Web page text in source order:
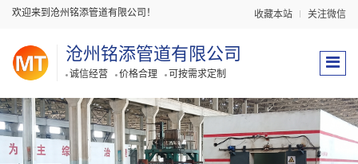
欢迎来到沧州铭添管道有限公司！ 收藏本站 关注微信
沧州铭添管道有限公司
诚信经营 价格合理 可按需求定制